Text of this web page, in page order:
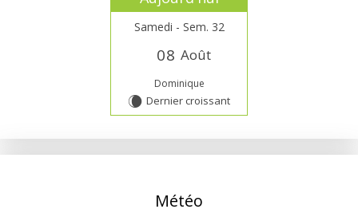
Samedi - Sem. 32
08 Août
Dominique
W Dernier croissant
Météo